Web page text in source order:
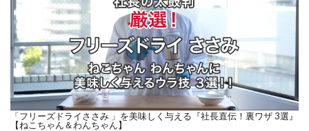
「フリーズドライささみ 」を美味しく与える『社長直伝！裏ワザ 3選』
【ねこちゃん＆わんちゃん】